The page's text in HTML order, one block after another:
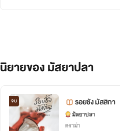
นิยายของ มัสยาปลา
จบ รอยชัง มัสสิกา
มัสยาปลา
ดราม่า